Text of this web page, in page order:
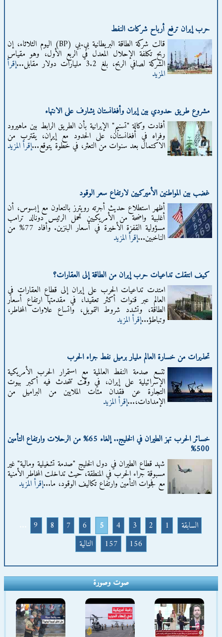
حرب إيران ترفع أرباح شركات النفط
قالت شركة الطاقة البريطانية بي.بي (BP) اليوم الثلاثاء، إن
ربح تكلفة الإحلال المعدل في الربع الأول، وهو مقياس
الشركة لصافي الربح، بلغ 3.2 مليارات دولار مقابل... إقرأ
المزيد
مشروع طريق حدودي بين إيران وأفغانستان يشارف على الانتهاء
أفادت وكالة "تسنيم" الإيرانية بأن الطريق الرابط بين ماهيرود
وفراه في أفغانستان، على الحدود مع إيران، يقترب من
الاكتمال بعد سنوات من التعثر، في خطوة يُتوقع...إقرأ المزيد
غضب بين المواطنين الأميركيين لارتفاع سعر الوقود
أظهر استطلاع حديث أجرته رويترز بالتعاون مع إبسوس، أن
أغلبية واضحة من الأمريكيين تحمل الرئيس دونالد ترامب
مسؤولية القفزة الأخيرة في أسعار البنزين. وأفاد 77% من
الناخبين...إقرأ المزيد
كيف انتقلت تداعيات حرب إيران من الطاقة إلى العقارات؟
امتدت تداعيات الحرب على إيران إلى قطاع العقارات في
العالم عبر قنوات أكثر تعقيدا، في مقدمتها ارتفاع أسعار
الطاقة، وتشدد شروط التمويل، واتساع علاوات المخاطر،
وتباطؤ...إقرأ المزيد
تحذيرات من خسارة العالم مليار برميل نفط جراء الحرب
تتسع صدمة النفط العالمية مع استمرار الحرب الأمريكية
الإسرائيلية على إيران، في وقت تتحدث فيه أكبر بيوت
التجارة عن فقدان مئات الملايين من البراميل من
الإمدادات،...إقرأ المزيد
خسائر الحرب تهز الطيران في الخليج.. إلغاء 65% من الرحلات وارتفاع التأمين
500%
شهد قطاع الطيران في دول الخليج "صدمة تشغيلية ومالية" غير
مسبوقة جراء الحرب في المنطقة، حيث تداخلت المخاطر الأمنية
مع فجوات التأمين وارتفاع تكاليف الوقود، ما...إقرأ المزيد
السابقة 1
2
3
4
5
6
7
8
9
156
157 التالية
صوت وصورة